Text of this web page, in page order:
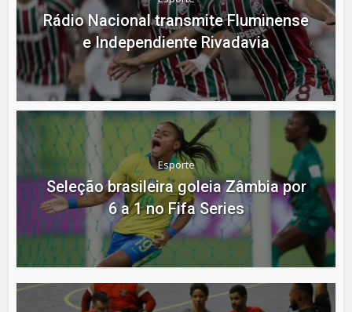
Rádio Nacional transmite Fluminense
e Independiente Rivadavia
Esporte
Seleção brasileira goleia Zâmbia por
6 a 1 no Fifa Series